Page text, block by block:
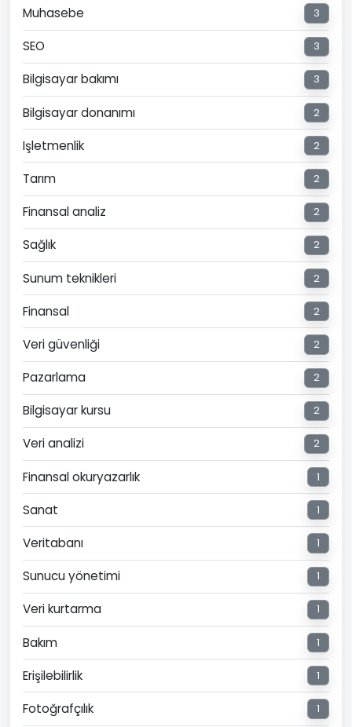
Muhasebe 3
SEO 3
Bilgisayar bakımı 3
Bilgisayar donanımı 2
Işletmenlik 2
Tarım 2
Finansal analiz 2
Sağlık 2
Sunum teknikleri 2
Finansal 2
Veri güvenliği 2
Pazarlama 2
Bilgisayar kursu 2
Veri analizi 2
Finansal okuryazarlık 1
Sanat 1
Veritabanı 1
Sunucu yönetimi 1
Veri kurtarma 1
Bakım 1
Erişilebilirlik 1
Fotoğrafçılık 1